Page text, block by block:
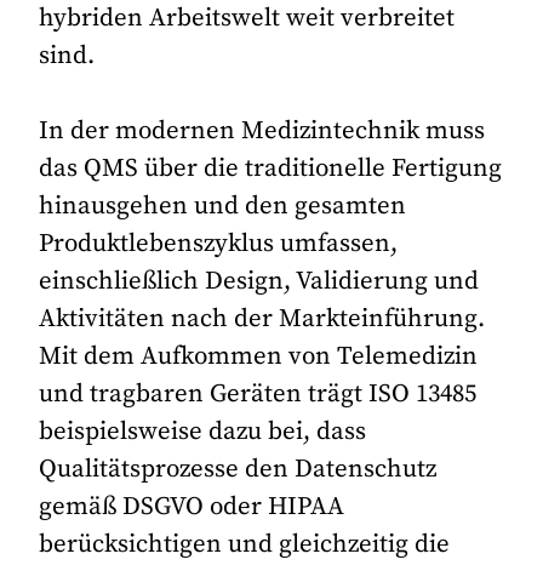
hybriden Arbeitswelt weit verbreitet
sind.
In der modernen Medizintechnik muss
das QMS über die traditionelle Fertigung
hinausgehen und den gesamten
Produktlebenszyklus umfassen,
einschließlich Design, Validierung und
Aktivitäten nach der Markteinführung.
Mit dem Aufkommen von Telemedizin
und tragbaren Geräten trägt ISO 13485
beispielsweise dazu bei, dass
Qualitätsprozesse den Datenschutz
gemäß DSGVO oder HIPAA
berücksichtigen und gleichzeitig die